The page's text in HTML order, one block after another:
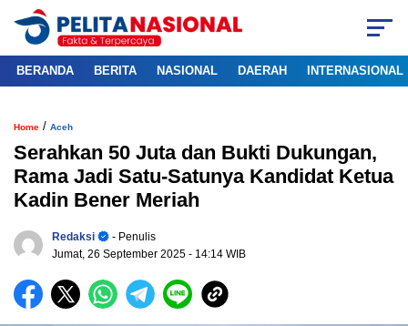
BERANDA BERITA NASIONAL DAERAH INTERNASIONAL
Home / Aceh
Serahkan 50 Juta dan Bukti Dukungan,
Rama Jadi Satu-Satunya Kandidat Ketua
Kadin Bener Meriah
Redaksi
- Penulis
Jumat, 26 September 2025 - 14:14 WIB